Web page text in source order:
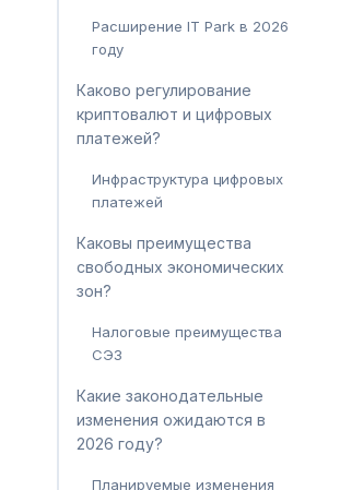
Расширение IT Park в 2026
году
Каково регулирование
криптовалют и цифровых
платежей?
Инфраструктура цифровых
платежей
Каковы преимущества
свободных экономических
зон?
Налоговые преимущества
СЭЗ
Какие законодательные
изменения ожидаются в
2026 году?
Планируемые изменения